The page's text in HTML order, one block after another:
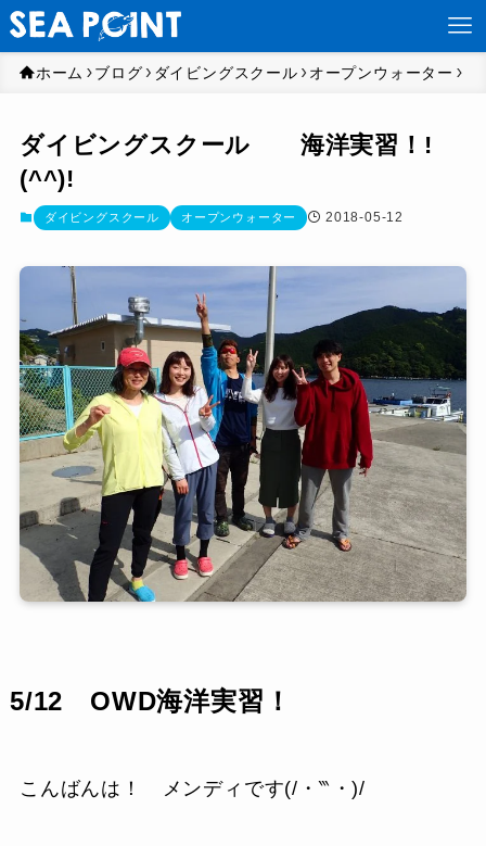
ホーム ブログ ダイビングスクール オープンウォーター
ダイビングスクール 海洋実習！!
(^^)!
ダイビングスクール オープンウォーター 2018-05-12
5/12 OWD海洋実習！
こんばんは！ メンディです(/・‷・)/